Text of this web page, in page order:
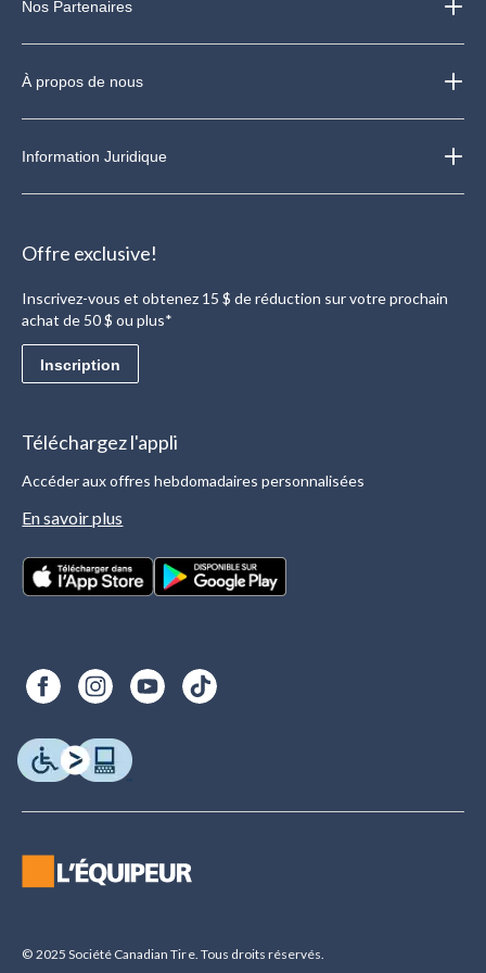
Nos Partenaires
À propos de nous
Information Juridique
Offre exclusive!
Inscrivez-vous et obtenez 15 $ de réduction sur votre prochain
achat de 50 $ ou plus*
Inscription
Téléchargez l'appli
Accéder aux offres hebdomadaires personnalisées
En savoir plus
© 2025 Société Canadian Tire. Tous droits réservés.